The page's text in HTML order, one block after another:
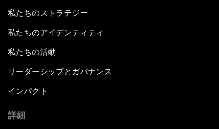
私たちのストラテジー
私たちのアイデンティティ
私たちの活動
リーダーシップとガバナンス
インパクト
詳細